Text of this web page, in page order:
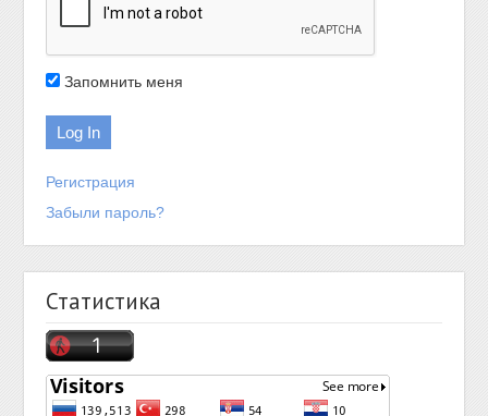
Запомнить меня
Регистрация
Забыли пароль?
Статистика